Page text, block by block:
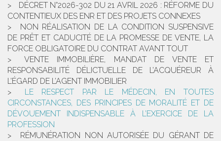
DÉCRET N°2026-302 DU 21 AVRIL 2026 : RÉFORME DU
CONTENTIEUX DES ENR ET DES PROJETS CONNEXES
NON RÉALISATION DE LA CONDITION SUSPENSIVE
DE PRÊT ET CADUCITÉ DE LA PROMESSE DE VENTE, LA
FORCE OBLIGATOIRE DU CONTRAT AVANT TOUT
VENTE IMMOBILIÈRE, MANDAT DE VENTE ET
RESPONSABILITÉ DÉLICTUELLE DE L’ACQUÉREUR À
L’ÉGARD DE L’AGENT IMMOBILIER
LE RESPECT PAR LE MÉDECIN, EN TOUTES
CIRCONSTANCES, DES PRINCIPES DE MORALITÉ ET DE
DÉVOUEMENT INDISPENSABLE À L’EXERCICE DE LA
PROFESSION
RÉMUNÉRATION NON AUTORISÉE DU GÉRANT DE